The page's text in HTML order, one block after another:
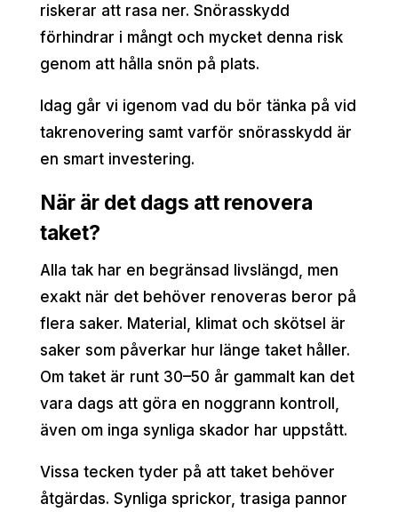
riskerar att rasa ner. Snörasskydd
förhindrar i mångt och mycket denna risk
genom att hålla snön på plats.
Idag går vi igenom vad du bör tänka på vid
takrenovering samt varför snörasskydd är
en smart investering.
När är det dags att renovera
taket?
Alla tak har en begränsad livslängd, men
exakt när det behöver renoveras beror på
flera saker. Material, klimat och skötsel är
saker som påverkar hur länge taket håller.
Om taket är runt 30–50 år gammalt kan det
vara dags att göra en noggrann kontroll,
även om inga synliga skador har uppstått.
Vissa tecken tyder på att taket behöver
åtgärdas. Synliga sprickor, trasiga pannor